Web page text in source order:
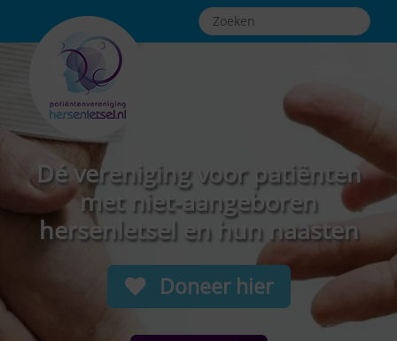
Dé vereniging voor patiënten
met niet-aangeboren
hersenletsel en hun naasten
Doneer hier